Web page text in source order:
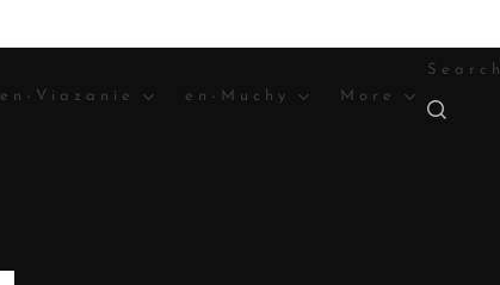
en-Viazanie en-Muchy More
Search